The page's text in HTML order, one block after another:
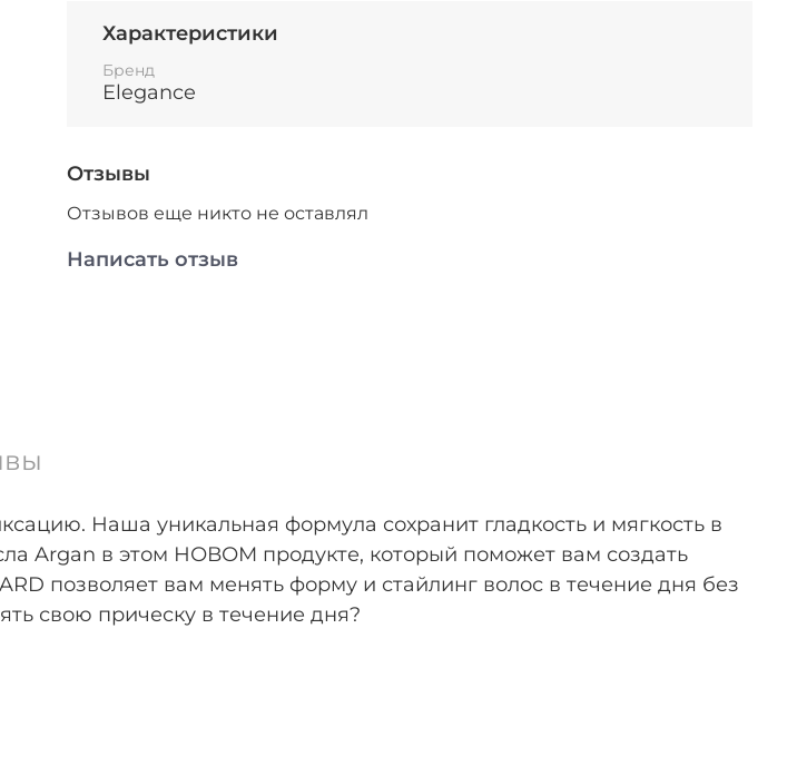
Характеристики
Бренд
Elegance
Отзывы
Отзывов еще никто не оставлял
Написать отзыв
Наша уникальная формула сохранит гладкость и мягкость в
Argan в этом НОВОМ продукте, который поможет вам создать
позволяет вам менять форму и стайлинг волос в течение дня без
свою прическу в течение дня?